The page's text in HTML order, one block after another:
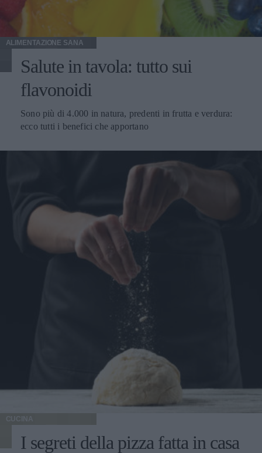
ALIMENTAZIONE SANA
Salute in tavola: tutto sui
flavonoidi
Sono più di 4.000 in natura, predenti in frutta e verdura:
ecco tutti i benefici che apportano
CUCINA
I segreti della pizza fatta in casa